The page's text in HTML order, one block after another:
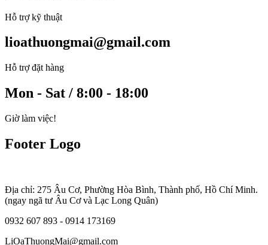
Hỗ trợ kỹ thuật
lioathuongmai@gmail.com
Hỗ trợ đặt hàng
Mon - Sat / 8:00 - 18:00
Giờ làm việc!
Footer Logo
Địa chỉ: 275 Âu Cơ, Phường Hòa Bình, Thành phố, Hồ Chí Minh.
(ngay ngã tư Âu Cơ và Lạc Long Quân)
0932 607 893 - 0914 173169
LiOaThuongMai@gmail.com